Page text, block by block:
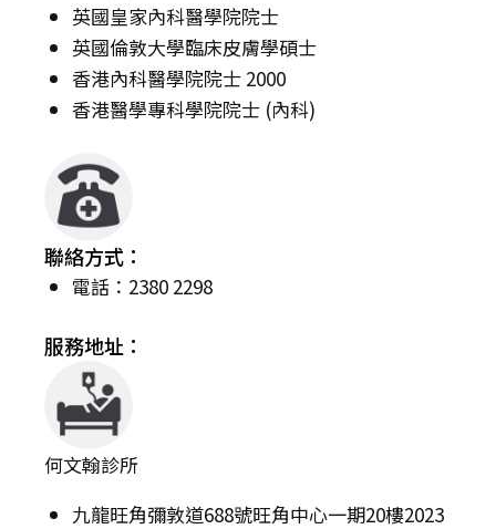
英國皇家內科醫學院院士
英國倫敦大學臨床皮膚學碩士
香港內科醫學院院士 2000
香港醫學專科學院院士 (內科)
聯絡方式：
電話：2380 2298
服務地址：
何文翰診所
九龍旺角彌敦道688號旺角中心一期20樓2023